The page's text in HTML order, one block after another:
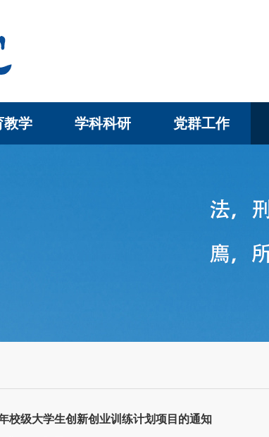
教学 学科科研 党群工作
校级大学生创新创业训练计划项目的通知